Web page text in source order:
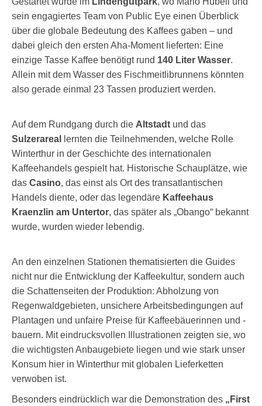
sein engagiertes Team von Public Eye einen Überblick
über die globale Bedeutung des Kaffees gaben – und
dabei gleich den ersten Aha-Moment lieferten: Eine
einzige Tasse Kaffee benötigt rund 140 Liter Wasser.
Allein mit dem Wasser des Fischmeitlibrunnens könnten
also gerade einmal 23 Tassen produziert werden.
Auf dem Rundgang durch die Altstadt und das
Sulzerareal
lernten die Teilnehmenden, welche Rolle
Winterthur in der Geschichte des internationalen
Kaffeehandels gespielt hat. Historische Schauplätze, wie
das Casino, das einst als Ort des transatlantischen
Handels diente, oder das legendäre Kaffeehaus
Kraenzlin am Untertor, das später als „Obango“ bekannt
wurde, wurden wieder lebendig.
An den einzelnen Stationen thematisierten die Guides
nicht nur die Entwicklung der Kaffeekultur, sondern auch
die Schattenseiten der Produktion: Abholzung von
Regenwaldgebieten, unsichere Arbeitsbedingungen auf
Plantagen und unfaire Preise für Kaffeebäuerinnen und -
bauern. Mit eindrucksvollen Illustrationen zeigten sie, wo
die wichtigsten Anbaugebiete liegen und wie stark unser
Konsum hier in Winterthur mit globalen Lieferketten
verwoben ist.
Besonders eindrücklich war die Demonstration des „First